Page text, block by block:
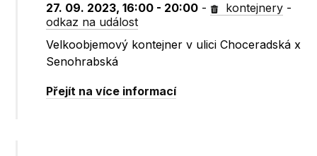
27. 09. 2023, 16:00 - 20:00 - kontejnery -
odkaz na událost
Velkoobjemový kontejner v ulici Choceradská x
Senohrabská
Přejít na více informací